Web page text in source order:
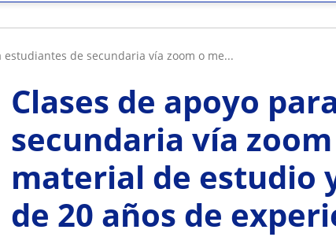
estudiantes de secundaria vía zoom o me...
Clases de apoyo
secundaria vía
material de estudio
de 20 años de